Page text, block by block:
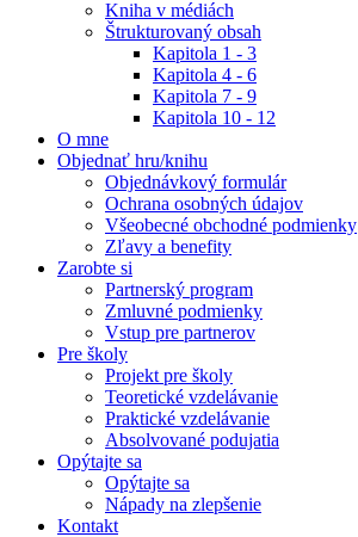
Kniha v médiách
Štrukturovaný obsah
Kapitola 1 - 3
Kapitola 4 - 6
Kapitola 7 - 9
Kapitola 10 - 12
O mne
Objednať hru/knihu
Objednávkový formulár
Ochrana osobných údajov
Všeobecné obchodné podmienky
Zľavy a benefity
Zarobte si
Partnerský program
Zmluvné podmienky
Vstup pre partnerov
Pre školy
Projekt pre školy
Teoretické vzdelávanie
Praktické vzdelávanie
Absolvované podujatia
Opýtajte sa
Opýtajte sa
Nápady na zlepšenie
Kontakt